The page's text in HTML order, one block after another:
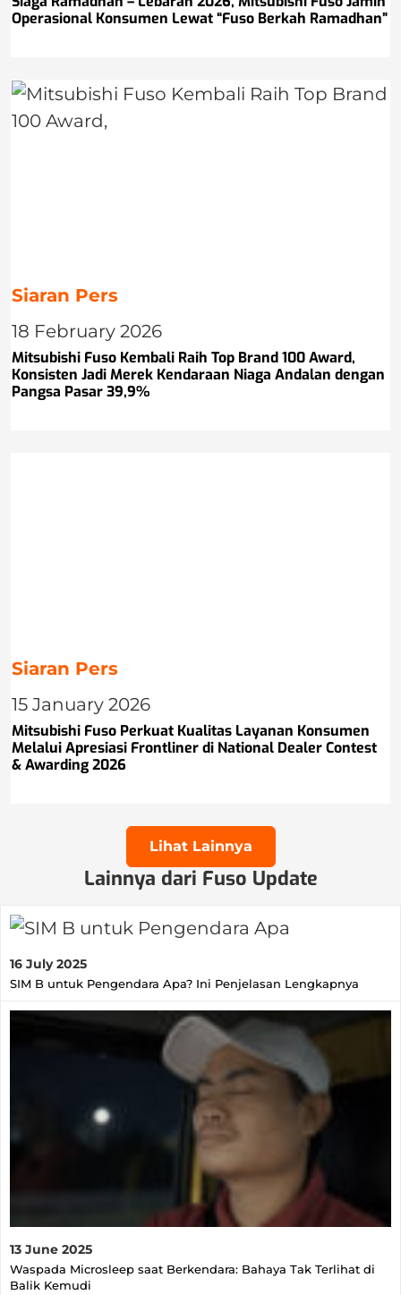
Operasional Konsumen Lewat “Fuso Berkah Ramadhan”
Siaran Pers
18 February 2026
Mitsubishi Fuso Kembali Raih Top Brand 100 Award,
Konsisten Jadi Merek Kendaraan Niaga Andalan dengan
Pangsa Pasar 39,9%
Siaran Pers
15 January 2026
Mitsubishi Fuso Perkuat Kualitas Layanan Konsumen
Melalui Apresiasi Frontliner di National Dealer Contest
& Awarding 2026
Lihat Lainnya
Lainnya dari Fuso Update
16 July 2025
SIM B untuk Pengendara Apa? Ini Penjelasan Lengkapnya
13 June 2025
Waspada Microsleep saat Berkendara: Bahaya Tak Terlihat di
Balik Kemudi